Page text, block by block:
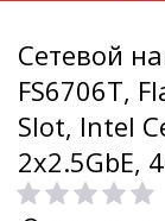
Сетевой
FS6706T,
Slot, Intel
2x2.5GbE,